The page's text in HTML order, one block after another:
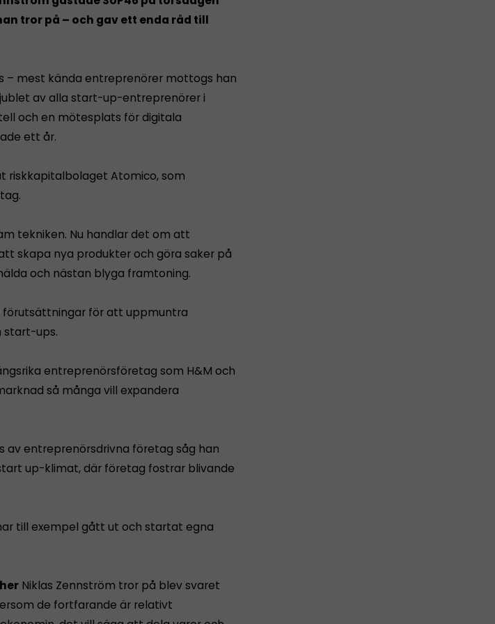
tror på – och gav ett enda råd till
– mest kända entreprenörer mottogs han
av alla start-up-entreprenörer i
och en mötesplats för digitala
ett år.
riskkapitalbolaget Atomico, som
tekniken. Nu handlar det om att
skapa nya produkter och göra saker på
och nästan blyga framtoning.
förutsättningar för att uppmuntra
start-ups.
entreprenörsföretag som H&M och
så många vill expandera
av entreprenörsdrivna företag såg han
up-klimat, där företag fostrar blivande
till exempel gått ut och startat egna
Niklas Zennström tror på blev svaret
de fortfarande är relativt